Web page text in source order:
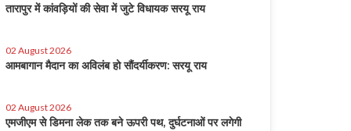
तारापुर में कांवड़ियों की सेवा में जुटे विधायक सरयू राय
02 August 2026
आमबागान मैदान का अविलंब हो सौंदर्यीकरण: सरयू राय
02 August 2026
एमजीएम से डिमना लेक तक बने ऊपरी पथ, दुर्घटनाओं पर लगेगी